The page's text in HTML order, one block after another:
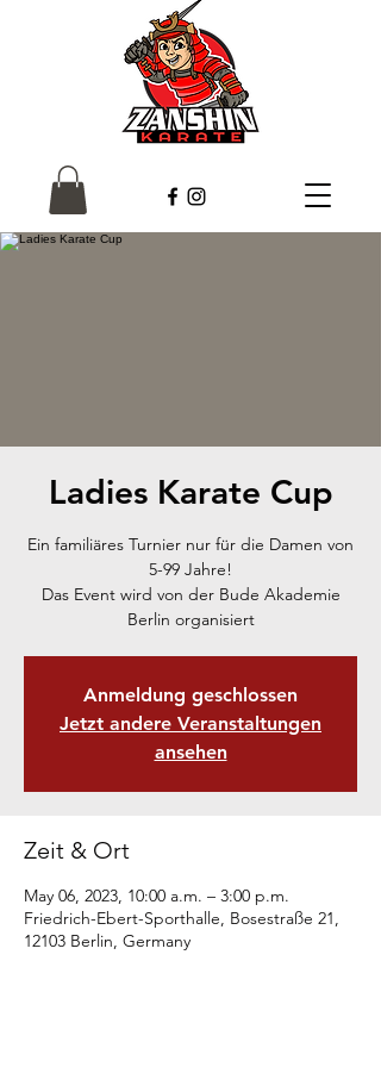
Ladies Karate Cup
Ein familiäres Turnier nur für die Damen von
5-99 Jahre!
Das Event wird von der Bude Akademie
Berlin organisiert
Anmeldung geschlossen
Jetzt andere Veranstaltungen
ansehen
Zeit & Ort
May 06, 2023, 10:00 a.m. – 3:00 p.m.
Friedrich-Ebert-Sporthalle, Bosestraße 21,
12103 Berlin, Germany